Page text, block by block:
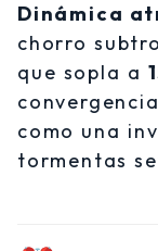
Dinámica
chorro
que sopla a
como una
tormentas